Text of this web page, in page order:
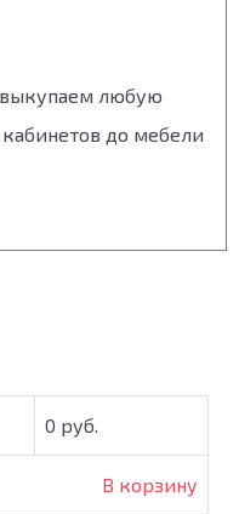
выкупаем любую
до мебели
0 руб.
В корзину